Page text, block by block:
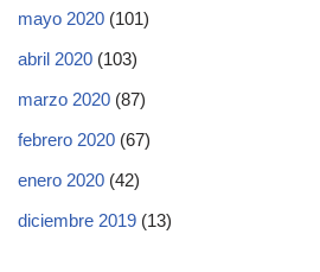
mayo 2020 (101)
abril 2020 (103)
marzo 2020 (87)
febrero 2020 (67)
enero 2020 (42)
diciembre 2019 (13)